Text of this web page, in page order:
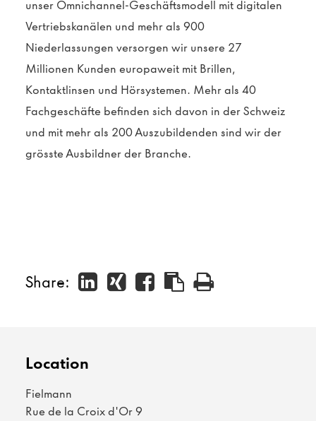
unser Omnichannel-Geschäftsmodell mit digitalen
Vertriebskanälen und mehr als 900
Niederlassungen versorgen wir unsere 27
Millionen Kunden europaweit mit Brillen,
Kontaktlinsen und Hörsystemen. Mehr als 40
Fachgeschäfte befinden sich davon in der Schweiz
und mit mehr als 200 Auszubildenden sind wir der
grösste Ausbildner der Branche.
Share:
Location
Fielmann
Rue de la Croix d'Or 9